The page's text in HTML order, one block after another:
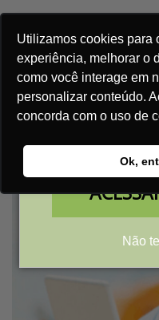
Aprenda a
com nossos
Não
Utilizamos cookies para
experiência, melhorar o
como você interage em
personalizar conteúdo.
concorda com o uso de
Ok,
Case de sucesso: